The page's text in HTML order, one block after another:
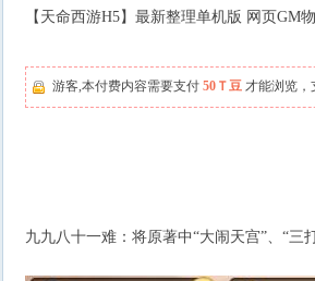
【天命西游H5】最新整理单机版 网页
游客,本付费内容需要支付 50Ｔ豆 才能浏览，
九九八十一难：将原著中“大闹天宫”、“